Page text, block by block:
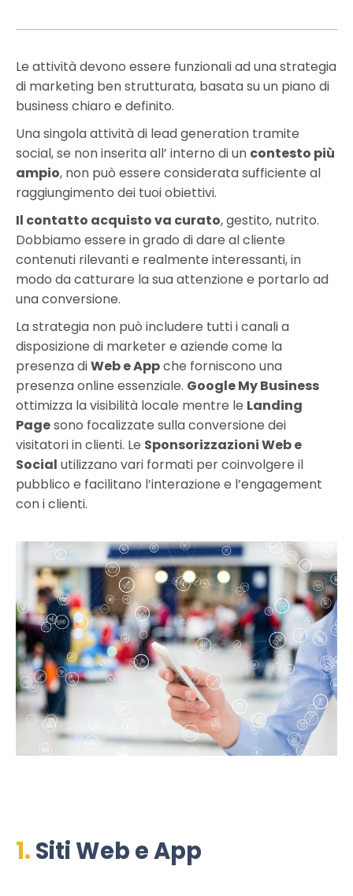
Le attività devono essere funzionali ad una strategia
di marketing ben strutturata, basata su un piano di
business chiaro e definito.
Una singola attività di lead generation tramite
social, se non inserita all’ interno di un contesto più
ampio, non può essere considerata sufficiente al
raggiungimento dei tuoi obiettivi.
Il contatto acquisto va curato, gestito, nutrito.
Dobbiamo essere in grado di dare al cliente
contenuti rilevanti e realmente interessanti, in
modo da catturare la sua attenzione e portarlo ad
una conversione.
La strategia non può includere tutti i canali a
disposizione di marketer e aziende come la
presenza diWeb e Appche forniscono una
presenza online essenziale. Google My Business
ottimizza la visibilità locale mentre le Landing
Pagesono focalizzate sulla conversione dei
visitatori in clienti. Le Sponsorizzazioni Web e
Social utilizzano vari formati per coinvolgere il
pubblico e facilitano l’interazione e l’engagement
con i clienti.
1. Siti Web e App